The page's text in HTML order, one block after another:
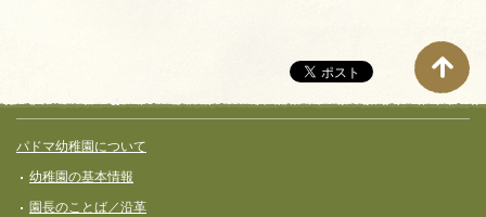
フッターコンテンツ
パドマ幼稚園について
幼稚園の基本情報
園長のことば／沿革